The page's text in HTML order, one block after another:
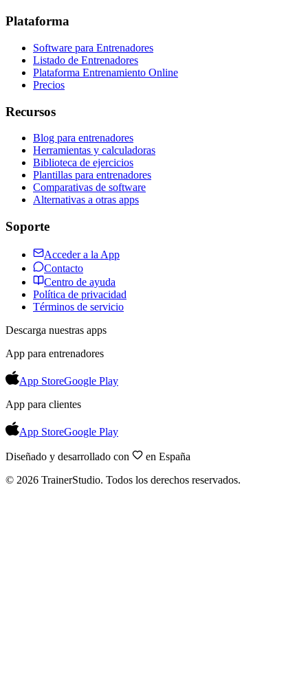
Plataforma
Software para Entrenadores
Listado de Entrenadores
Plataforma Entrenamiento Online
Precios
Recursos
Blog para entrenadores
Herramientas y calculadoras
Biblioteca de ejercicios
Plantillas para entrenadores
Comparativas de software
Alternativas a otras apps
Soporte
Acceder a la App
Contacto
Centro de ayuda
Política de privacidad
Términos de servicio
Descarga nuestras apps
App para entrenadores
App StoreGoogle Play
App para clientes
App StoreGoogle Play
Diseñado y desarrollado con
en España
© 2026 TrainerStudio. Todos los derechos reservados.